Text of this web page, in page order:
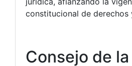
constitucional de derechos
Consejo de la